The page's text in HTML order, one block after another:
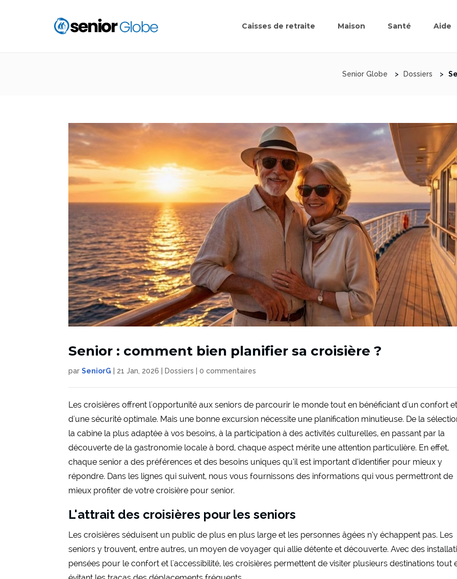
Caisses de retraite Maison Santé Aide
Senior Globe > Dossiers >
Senior : comment bien planifier sa croisière ?
parSeniorG 21 Jan, 2026 Dossiers |0 commentaires
Les croisières offrent l'opportunité aux seniors de parcourir le monde tout en bénéficiant d'un confort et
d'une sécurité optimale. Mais une bonne excursion nécessite une planification minutieuse. De la
la cabine la plus adaptée à vos besoins, à la participation à des activités culturelles, en passant par la
découverte de la gastronomie locale à bord, chaque aspect mérite une attention particulière. En effet,
chaque senior a des préférences et des besoins uniques qu’il est important d’identifier pour mieux y
répondre. Dans les lignes qui suivent, nous vous fournissons des informations qui vous permettront de
mieux profiter de votre croisière pour senior.
L'attrait des croisières pour les seniors
Les croisières séduisent un public de plus en plus large et les personnes âgées n’y échappent pas. Les
seniors y trouvent, entre autres, un moyen de voyager qui allie détente et découverte. Avec des
pensées pour le confort et l'accessibilité, les croisières permettent de visiter plusieurs destinations tout